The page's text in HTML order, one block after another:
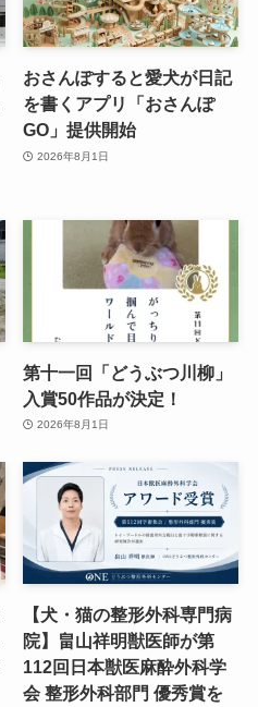
おさんぽすると愛犬が日記
を書くアプリ「おさんぽ
GO」提供開始
2026年8月1日
第十一回「どうぶつ川柳」
入賞50作品が決定！
2026年8月1日
【犬・猫の整形外科専門病
院】畠山祥明獣医師が第
112回日本獣医麻酔外科学
会 整形外科部門 優秀賞を